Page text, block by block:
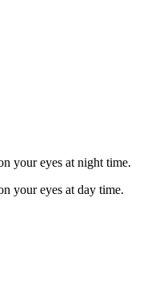
your eyes at night time.
your eyes at day time.